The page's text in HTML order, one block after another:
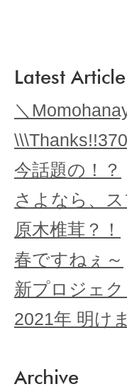
Latest Article
＼
今話題の！？
さよなら、
原木椎茸？！
春ですねぇ～
新プロジェ
2021年 明け
Archive